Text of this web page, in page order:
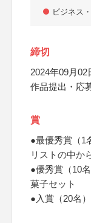
ビジネス
締切
2024年09月02
作品提出・応
賞
●最優秀賞（1
リストの中か
●優秀賞（10
菓子セット
●入賞（20名